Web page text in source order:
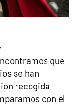
que
se han
recogida
con el